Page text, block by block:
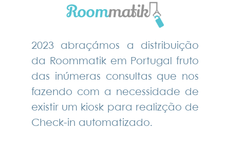
2023 abraçámos a distribuição
da Roommatik em Portugal fruto
das inúmeras consultas que nos
fazendo com a necessidade de
existir um kiosk para realizção de
Check-in automatizado.